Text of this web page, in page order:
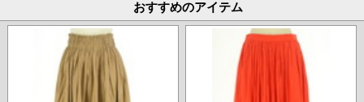
おすすめのアイテム